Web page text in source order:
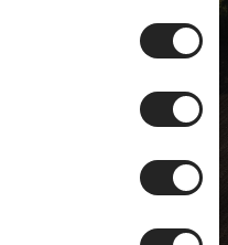
unieke
langs in